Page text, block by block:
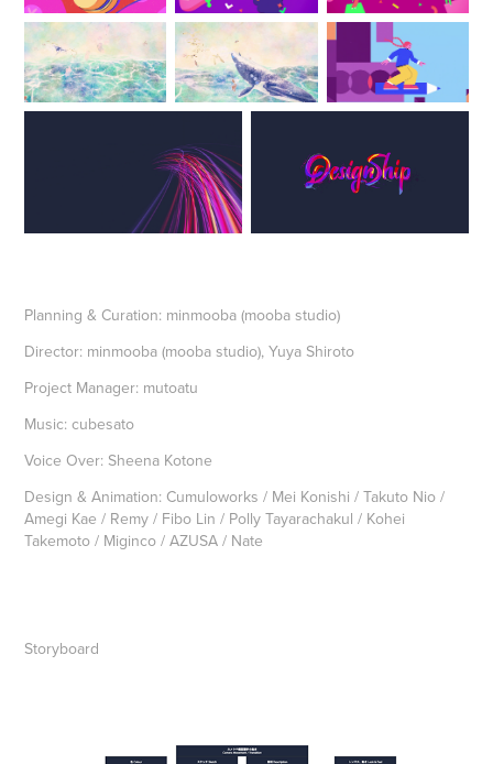
Planning & Curation: minmooba (mooba studio)
Director: minmooba (mooba studio), Yuya Shiroto
Project Manager: mutoatu
Music: cubesato
Voice Over: Sheena Kotone
Design & Animation: Cumuloworks / Mei Konishi / Takuto Nio /
Amegi Kae / Remy / Fibo Lin / Polly Tayarachakul / Kohei
Takemoto / Miginco / AZUSA / Nate
Storyboard